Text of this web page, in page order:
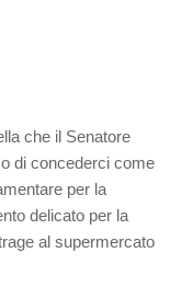
che il Senatore
di concederci come
per la
delicato per la
al supermercato